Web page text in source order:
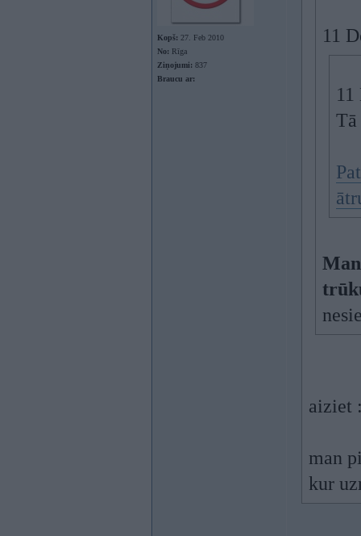
Kopš: 27. Feb 2010
No: Rīga
Ziņojumi: 837
Braucu ar:
11
Tā
aiziet
man
kur